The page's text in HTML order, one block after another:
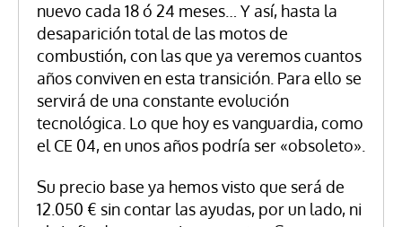
nuevo cada 18 ó 24 meses… Y así, hasta la
desaparición total de las motos de
combustión, con las que ya veremos cuantos
años conviven en esta transición. Para ello se
servirá de una constante evolución
tecnológica. Lo que hoy es vanguardia, como
el CE 04, en unos años podría ser «obsoleto».
Su precio base ya hemos visto que será de
12.050 € sin contar las ayudas, por un lado, ni